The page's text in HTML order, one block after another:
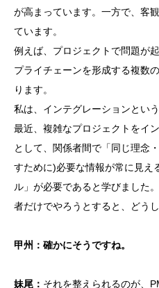
が高まっています。一方で、客
ています。
例えば、プロジェクトで問題が
プライチェーンを形成する複数
ります。
私は、インテグレーションとい
最近、複雑なプロジェクトをイ
として、関係者間で「同じ理念
すために)必要な情報が常に見え
ル」が必要であると学びました
者だけでやろうとすると、どう
甲州：確かにそうですね。
妹尾： それを整えられるのが、